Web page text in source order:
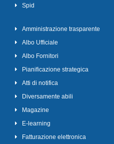
Spid
Amministrazione trasparente
Albo Ufficiale
Albo Fornitori
Pianificazione strategica
Atti di notifica
Diversamente abili
Magazine
E-learning
Fatturazione elettronica